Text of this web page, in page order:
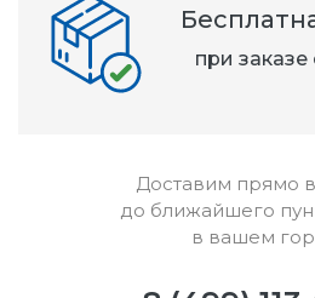
при заказе
Доставим прямо
до ближайшего
в вашем